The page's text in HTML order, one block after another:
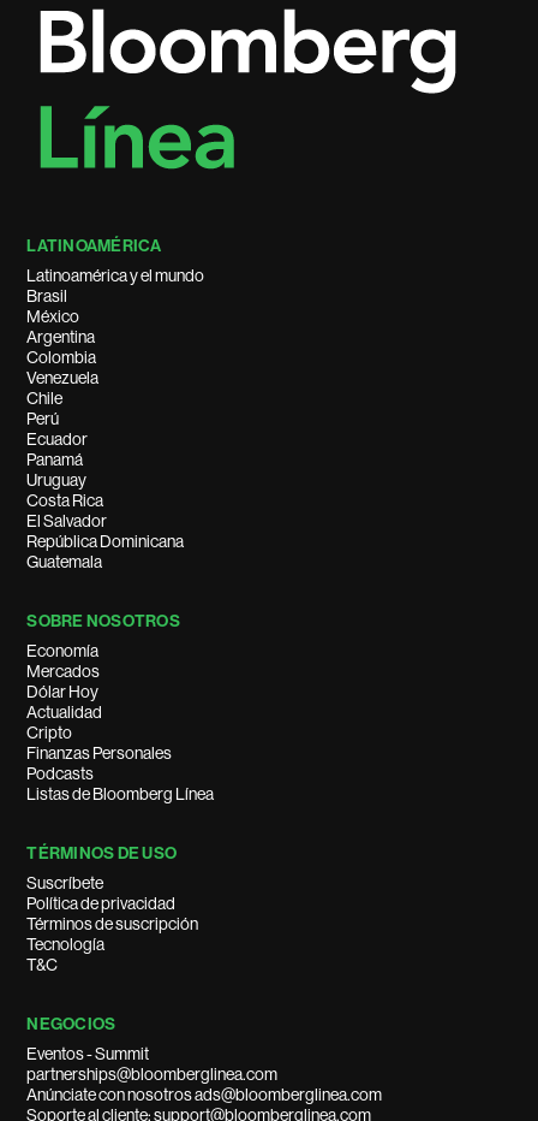
LATINOAMÉRICA
Latinoamérica y el mundo
Brasil
México
Argentina
Colombia
Venezuela
Chile
Perú
Ecuador
Panamá
Uruguay
Costa Rica
El Salvador
República Dominicana
Guatemala
SOBRE NOSOTROS
Economía
Mercados
Dólar Hoy
Actualidad
Cripto
Finanzas Personales
Podcasts
Listas de Bloomberg Línea
TÉRMINOS DE USO
Suscríbete
Política de privacidad
Términos de suscripción
Tecnología
T&C
NEGOCIOS
Eventos - Summit
partnerships@bloomberglinea.com
Anúnciate con nosotros ads@bloomberglinea.com
Soporte al cliente: support@bloomberglinea.com